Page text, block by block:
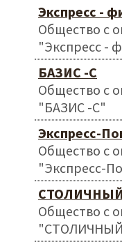
Экспресс -
Общество с
"Экспресс -
БАЗИС -С
Общество с
"БАЗИС -С"
Экспресс-
Общество с
"Экспресс-
Общество с